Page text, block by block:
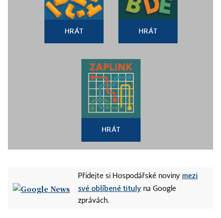
HRÁT HRÁT
HRÁT
Přidejte si Hospodářské noviny mezi
své oblíbené tituly na Google
zprávách.